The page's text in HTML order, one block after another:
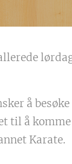
å besøke
til å komme
Karate.